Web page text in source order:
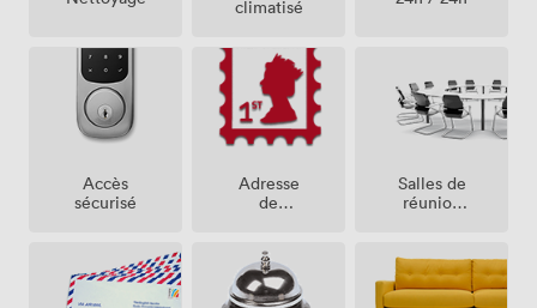
climatisé
Accès
sécurisé
Adresse
de
Salles de
réunion